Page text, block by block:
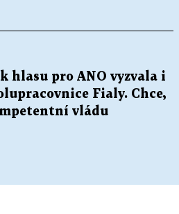
hlasu pro ANO vyzvala i
Fialy. Chce,
vládu